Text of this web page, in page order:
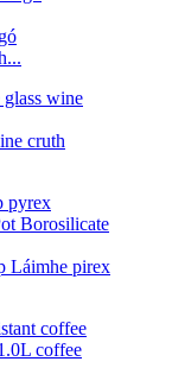
cruth
Láimhe pirex